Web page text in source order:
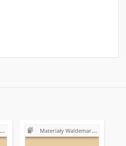
Materiały Waldemara Gałązki (1978-1982)